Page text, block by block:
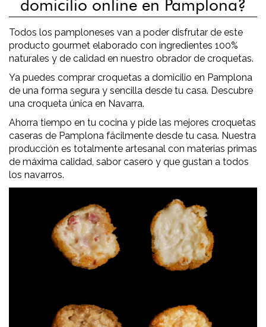
domicilio online en Pamplona?
Todos los pamploneses van a poder disfrutar de este
producto gourmet elaborado con ingredientes 100%
naturales y de calidad en nuestro obrador de croquetas.
Ya puedes comprar croquetas a domicilio en Pamplona
de una forma segura y sencilla desde tu casa. Descubre
una croqueta única en Navarra.
Ahorra tiempo en tu cocina y pide las mejores croquetas
caseras de Pamplona fácilmente desde tu casa. Nuestra
producción es totalmente artesanal con materias primas
de máxima calidad, sabor casero y que gustan a todos
los navarros.